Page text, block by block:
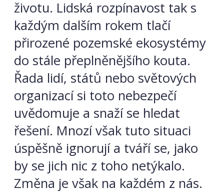
životu. Lidská rozpínavost tak s
každým dalším rokem tlačí
přirozené pozemské ekosystémy
do stále přeplněnějšího kouta.
Řada lidí, států nebo světových
organizací si toto nebezpečí
uvědomuje a snaží se hledat
řešení. Mnozí však tuto situaci
úspěšně ignorují a tváří se, jako
by se jich nic z toho netýkalo.
Změna je však na každém z nás.